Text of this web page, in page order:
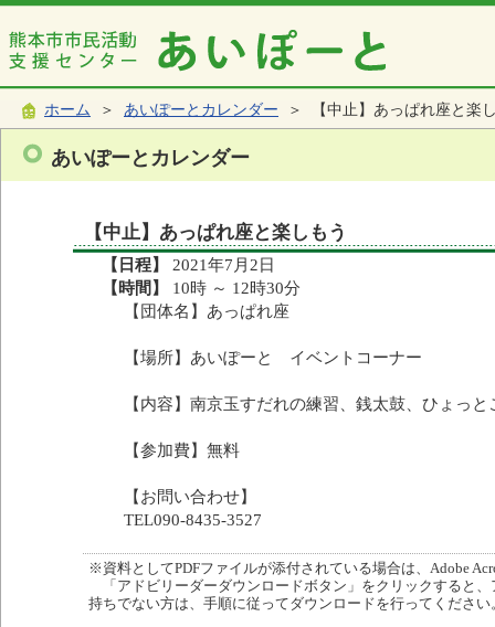
ホーム ＞ あいぽーとカレンダー ＞ 【中止】あっぱれ座と楽
あいぽーとカレンダー
【中止】あっぱれ座と楽しもう
【日程】
2021年7月2日
【時間】
10時 ～ 12時30分
【団体名】あっぱれ座
【場所】あいぽーと イベントコーナー
【内容】南京玉すだれの練習、銭太鼓、ひょっと
【参加費】無料
【お問い合わせ】
TEL090-8435-3527
※資料としてPDFファイルが添付されている場合は、Adobe
「アドビリーダーダウンロードボタン」をクリックすると
持ちでない方は、手順に従ってダウンロードを行ってください